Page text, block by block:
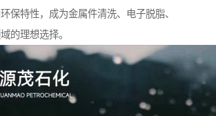
保特性，成为金属件清洗、电子脱脂、
的理想选择。